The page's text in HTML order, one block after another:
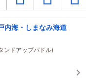
内海・しまなみ海道
ンドアップパドル)